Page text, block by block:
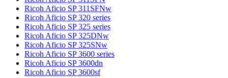
Ricoh Aficio SP 311SFNw
Ricoh Aficio SP 320 series
Ricoh Aficio SP 325 series
Ricoh Aficio SP 325DNw
Ricoh Aficio SP 325SNw
Ricoh Aficio SP 3600 series
Ricoh Aficio SP 3600dn
Ricoh Aficio SP 3600sf